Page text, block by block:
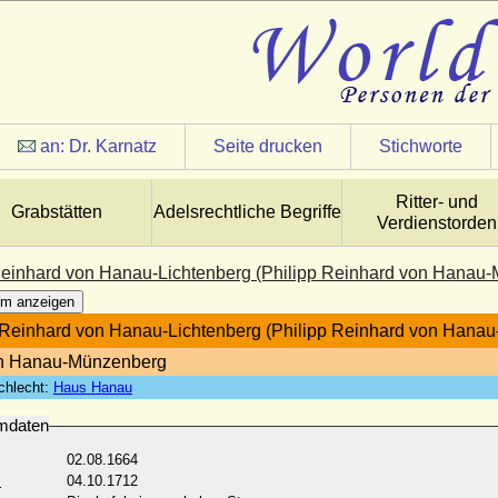
an: Dr. Karnatz Seite drucken Stichworte
Grabstätten Adelsrechtliche Begriffe
Ritter- und
Verdienstorden
von Hanau-Lichtenberg (Philipp Reinhard von Hanau-
anzeigen
von Hanau-Lichtenberg (Philipp Reinhard von
Hanau-Münzenberg
Haus Hanau
02.08.1664
04.10.1712